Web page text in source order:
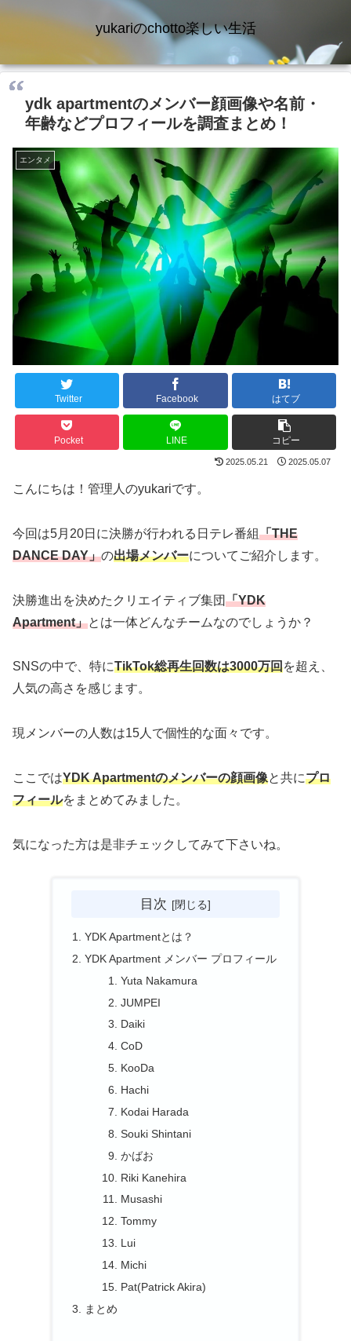
yukariのchotto楽しい生活
ydk apartmentのメンバー顔画像や名前・
年齢などプロフィールを調査まとめ！
エンタメ
Twitter Facebook はてブ
Pocket LINE コピー
2025.05.21 2025.05.07
こんにちは！管理人のyukariです。
今回は5月20日に決勝が行われる日テレ番組「THE
DANCE DAY」の出場メンバーについてご紹介します。
決勝進出を決めたクリエイティブ集団「YDK
Apartment」とは一体どんなチームなのでしょうか？
SNSの中で、特にTikTok総再生回数は3000万回を超え、
人気の高さを感じます。
現メンバーの人数は15人で個性的な面々です。
ここではYDK Apartmentのメンバーの顔画像と共にプロ
フィールをまとめてみました。
気になった方は是非チェックしてみて下さいね。
目次
YDK Apartmentとは？
YDK Apartment メンバー プロフィール
Yuta Nakamura
JUMPEI
Daiki
CoD
KooDa
Hachi
Kodai Harada
Souki Shintani
かばお
Riki Kanehira
Musashi
Tommy
Lui
Michi
Pat(Patrick Akira)
まとめ